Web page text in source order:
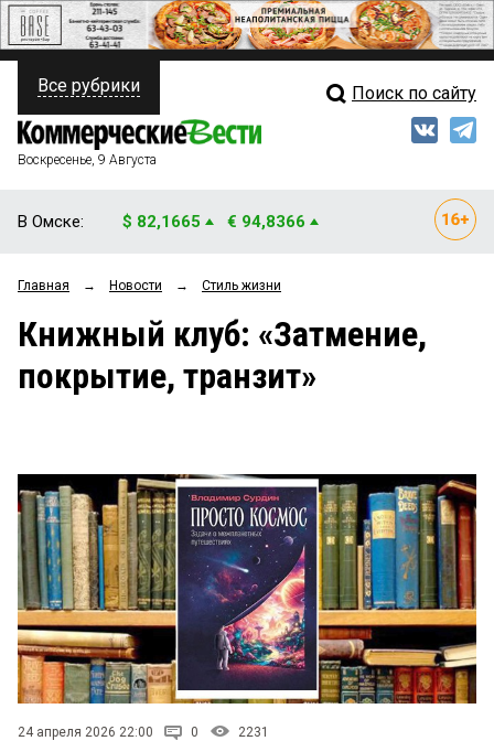
ПОЛИТИКА
ФИНАНСЫ
ОБЩЕСТВО
ЗАКОН
НОВОСТИ КОМПАНИЙ
СТИЛЬ ЖИЗНИ
Свежий выпуск
Рейтинги
Блоги
Все рубрики Поиск по сайту
Воскресенье, 9 Августа
В Омске: $ 82,1665 € 94,8366
Главная → Новости → Стиль жизни
Книжный клуб: «Затмение,
покрытие, транзит»
24 апреля 2026 22:00 0 2231